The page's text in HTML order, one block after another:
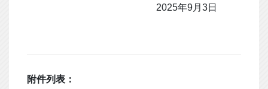
2025年9月3日
附件列表：